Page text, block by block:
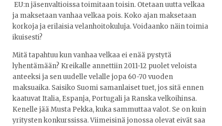
EU:n jäsenvaltioissa toimitaan toisin. Otetaan uutta velkaa
ja maksetaan vanhaa velkaa pois. Koko ajan maksetaan
korkoja ja erilaisia velanhoitokuluja. Voidaanko näin toimia
ikuisesti?
Mitä tapahtuu kun vanhaa velkaa ei enää pystytä
lyhentämään? Kreikalle annettiin 2011-12 puolet veloista
anteeksi ja sen uudelle velalle jopa 60-70 vuoden
maksuaika. Saisiko Suomi samanlaiset tuet, jos sitä ennen
kaatuvat Italia, Espanja, Portugali ja Ranska velkoihinsa.
Kenelle jää Musta Pekka, kuka sammuttaa valot. Se on kuin
yritysten konkurssissa. Viimeisinä jonossa olevat eivät saa